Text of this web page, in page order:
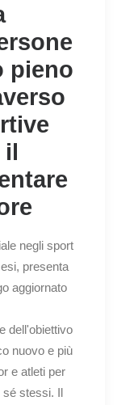
pieno
il
negli sport
presenta
aggiornato
dell'obiettivo
nuovo e più
e atleti per
sé stessi. Il